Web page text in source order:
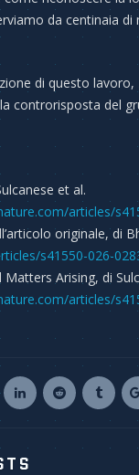
da centinaia di
di questo lavoro,
controrisposta del
et al.
articles/
originale, di
s41550-026-
Arising, di
articles/